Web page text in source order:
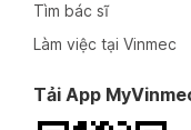
Tìm bác sĩ
Làm việc tại Vinmec
Tải App